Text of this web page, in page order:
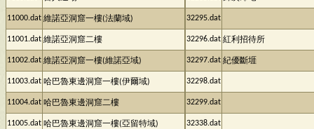
11000.dat 維諾亞洞窟一樓(法蘭域)
11001.dat 維諾亞洞窟二樓
11002.dat 維諾亞洞窟一樓(維諾亞域)
11003.dat 哈巴魯東邊洞窟一樓(伊爾域)
11004.dat 哈巴魯東邊洞窟二樓
11005.dat 哈巴魯東邊洞窟一樓(亞留特域)
32295.dat
32296.dat 紅利招待所
32297.dat 紀優斷堐
32298.dat
32299.dat
32338.dat